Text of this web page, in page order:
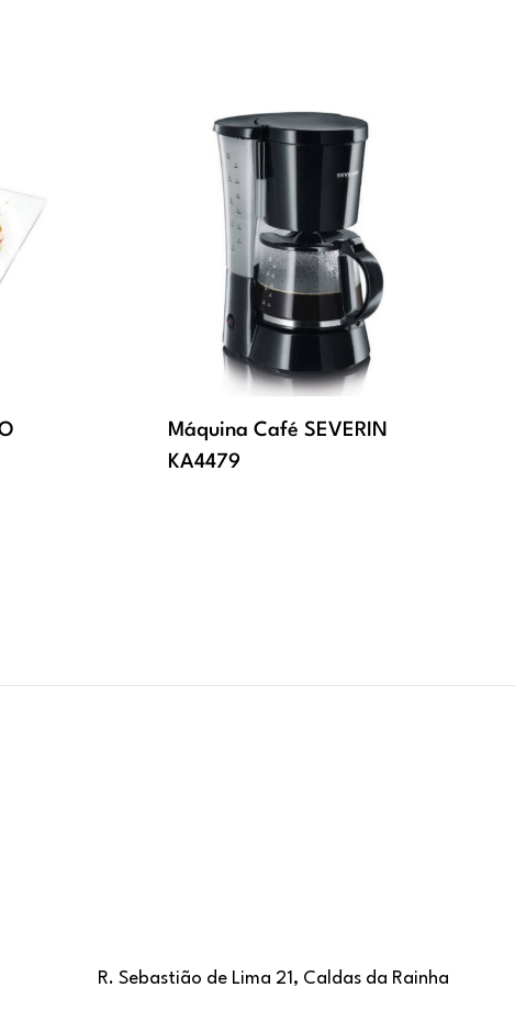
Máquina Café SEVERIN
KA4479
R. Sebastião de Lima 21, Caldas da Rainha